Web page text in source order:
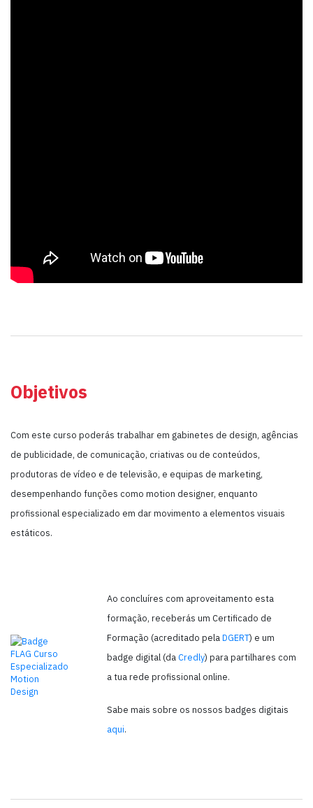
Objetivos
Com este curso poderás trabalhar em gabinetes de design, agências
de publicidade, de comunicação, criativas ou de conteúdos,
produtoras de vídeo e de televisão, e equipas de marketing,
desempenhando funções como motion designer, enquanto
profissional especializado em dar movimento a elementos visuais
estáticos.
Ao concluíres com aproveitamento esta
formação, receberás um Certificado de
Formação (acreditado pelaDGERT) e um
badge digital (daCredly) para partilhares com
a tua rede profissional online.
Sabe mais sobre os nossos badges digitais
aqui.